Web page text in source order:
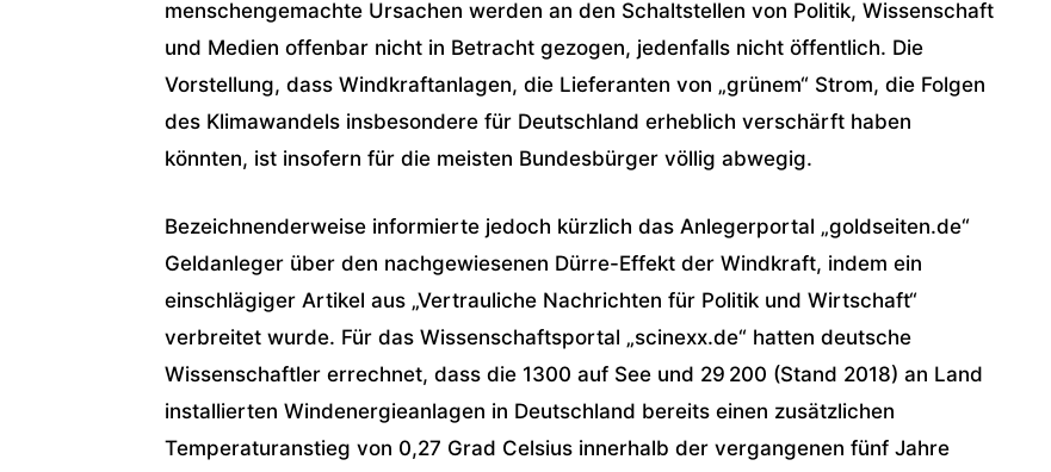
menschengemachte Ursachen werden an den Schaltstellen von Politik, Wissenschaft
und Medien offenbar nicht in Betracht gezogen, jedenfalls nicht öffentlich. Die
Vorstellung, dass Windkraftanlagen, die Lieferanten von „grünem“ Strom, die Folgen
des Klimawandels insbesondere für Deutschland erheblich verschärft haben
könnten, ist insofern für die meisten Bundesbürger völlig abwegig.
Bezeichnenderweise informierte jedoch kürzlich das Anlegerportal „goldseiten.de“
Geldanleger über den nachgewiesenen Dürre-Effekt der Windkraft, indem ein
einschlägiger Artikel aus „Vertrauliche Nachrichten für Politik und Wirtschaft“
verbreitet wurde. Für das Wissenschaftsportal „scinexx.de“ hatten deutsche
Wissenschaftler errechnet, dass die 1300 auf See und 29 200 (Stand 2018) an Land
installierten Windenergieanlagen in Deutschland bereits einen zusätzlichen
Temperaturanstieg von 0,27 Grad Celsius innerhalb der vergangenen fünf Jahre